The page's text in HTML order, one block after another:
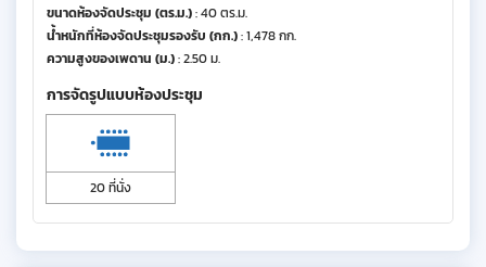
ขนาดห้องจัดประชุม (ตร.ม.): 40 ตร.ม.
น้ำหนักที่ห้องจัดประชุมรองรับ (กก.): 1,478 กก.
ความสูงของเพดาน (ม.): 2.50 ม.
การจัดรูปแบบห้องประชุม
20 ที่นั่ง